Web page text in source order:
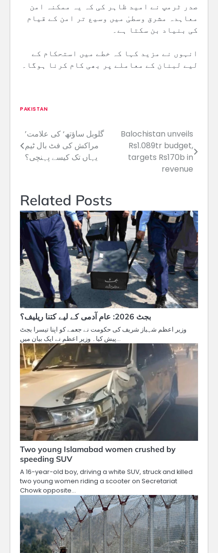
صدر ٹرمپ نے امید ظاہر کی کہ یہ ممکنہ امن
معاہدہ مشرق وسطیٰ میں وسیع تر امن کے قیام
کی بنیاد بن سکتا ہے۔
انہوں نے مزید کہا کہ خطے میں استحکام کے
لیے لبنان کے معاملے پر بھی کام کرنا ہوگا۔
PAKISTAN
Post
navigation
’گلوبل ساؤتھ‘ کی علامت
مراکش کی فٹ بال ٹیم
یہاں تک کیسے پہنچی؟
Balochistan unveils
Rs1.089tr budget,
targets Rs170b in
revenue
Related Posts
بجٹ 2026: عام آدمی کے لیے کتنا ریلیف؟
وزیر اعظم شہباز شریف کی حکومت نے جعمے کو اپنا تیسرا بجٹ
پیش کیا۔ وزیر اعظم نے ایک بیان میں…
Two young Islamabad women crushed by
speeding SUV
A 16-year-old boy, driving a white SUV, struck and killed
two young women riding a scooter on Secretariat
Chowk opposite…